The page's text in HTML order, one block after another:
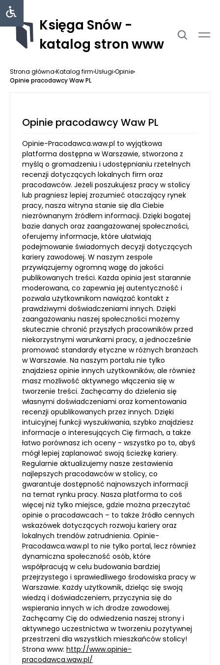
Księga Snów -
katalog stron www
Strona główna›Katalog firm›Usługi›Opinie›
Opinie pracodawcy Waw PL
Opinie pracodawcy Waw PL
Opinie-Pracodawca.waw.pl to wyjątkowa
platforma dostępna w Warszawie, stworzona z
myślą o gromadzeniu i udostępnianiu rzetelnych
recenzji dotyczących lokalnych firm oraz
pracodawców. Jeżeli poszukujesz pracy w stolicy
lub pragniesz lepiej zrozumieć otaczający rynek
pracy, nasza witryna stanie się dla Ciebie
niezrównanym źródłem informacji. Dzięki bogatej
bazie danych oraz zaangażowanej społeczności,
oferujemy informacje, które ułatwiają
podejmowanie świadomych decyzji dotyczących
kariery zawodowej. W naszym zespole
przywiązujemy ogromną wagę do jakości
publikowanych treści. Każda opinia jest starannie
moderowana, co zapewnia jej autentyczność i
pozwala użytkownikom nawiązać kontakt z
prawdziwymi doświadczeniami innych. Dzięki
zaangażowaniu naszej społeczności możemy
skutecznie chronić przyszłych pracowników przed
niekorzystnymi warunkami pracy, a jednocześnie
promować standardy etyczne w różnych branżach
w Warszawie. Na naszym portalu nie tylko
znajdziesz opinie innych użytkowników, ale również
masz możliwość aktywnego włączenia się w
tworzenie treści. Zachęcamy do dzielenia się
własnymi doświadczeniami oraz komentowania
recenzji opublikowanych przez innych. Dzięki
intuicyjnej funkcji wyszukiwania, szybko znajdziesz
informacje o interesujących Cię firmach, a także
łatwo porównasz ich oceny - wszystko po to, abyś
mógł lepiej zaplanować swoją ścieżkę kariery.
Regularnie aktualizujemy nasze zestawienia
najlepszych pracodawców w stolicy, co
gwarantuje dostępność najnowszych informacji
na temat rynku pracy. Nasza platforma to coś
więcej niż tylko miejsce, gdzie można przeczytać
opinie o pracodawcach – to także źródło cennych
wskazówek dotyczących rozwoju kariery oraz
lokalnych trendów zatrudnienia. Opinie-
Pracodawca.waw.pl to nie tylko portal, lecz również
dynamiczna społeczność osób, które
współpracują w celu budowania bardziej
przejrzystego i sprawiedliwego środowiska pracy w
Warszawie. Każdy użytkownik, dzieląc się swoją
wiedzą i doświadczeniem, przyczynia się do
wspierania innych w ich drodze zawodowej.
Zachęcamy Cię do odwiedzenia naszej strony i
aktywnego uczestnictwa w tworzeniu pozytywnej
przestrzeni dla wszystkich mieszkańców stolicy!
Strona www: http://www.opinie-
pracodawca.waw.pl/